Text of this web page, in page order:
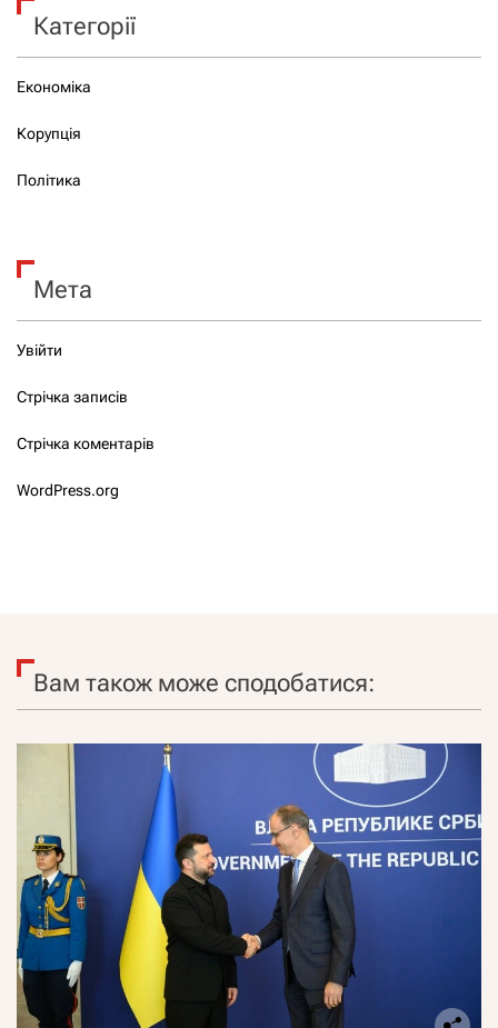
Категорії
Економіка
Корупція
Політика
Мета
Увійти
Стрічка записів
Стрічка коментарів
WordPress.org
Вам також може сподобатися: